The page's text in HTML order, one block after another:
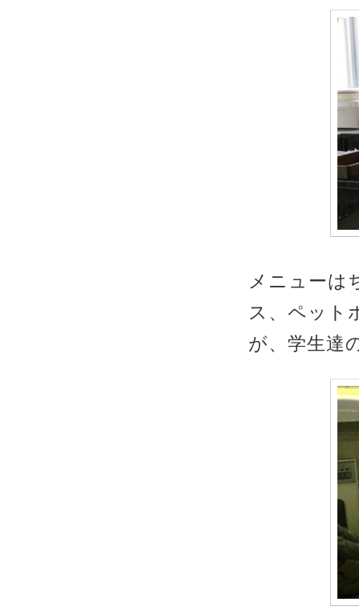
メニューは
ス、ペット
が、学生達